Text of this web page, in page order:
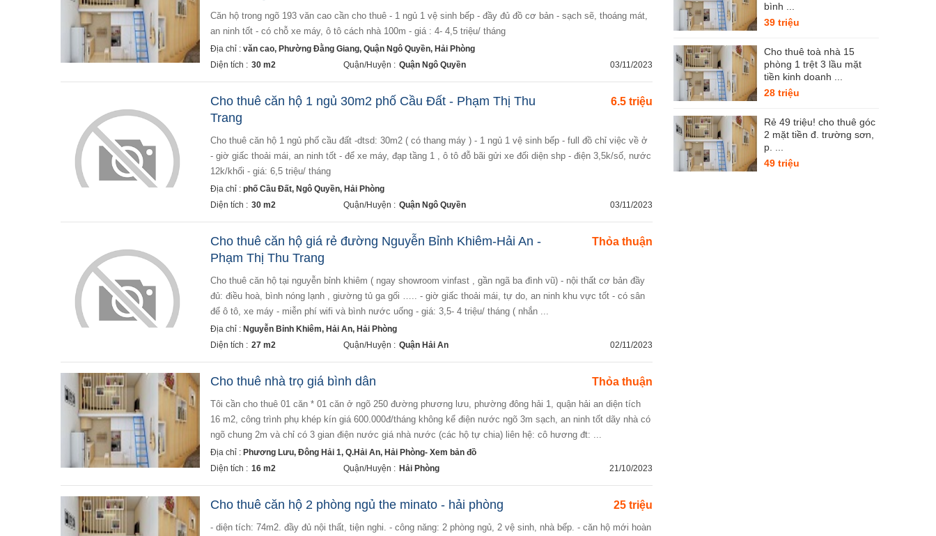
căn hộ trong ngõ 193 văn cao cần cho thuê - 1 ngủ 1 vệ sinh bếp - đầy đủ đồ cơ bản - sạch sẽ, thoáng mát,
an ninh tốt - có chỗ xe máy, ô tô cách nhà 100m - giá : 4- 4,5 triệu/ tháng
Địa chỉ : văn cao, Phường Đằng Giang, Quận Ngô Quyền, Hải Phòng
Diện tích : 30 m2 Quận/Huyện : Quận Ngô Quyền 03/11/2023
6.5 triệu
Cho thuê căn hộ 1 ngủ 30m2 phố Cầu Đất - Phạm Thị Thu
Trang
cho thuê căn hộ 1 ngủ phố cầu đất -dtsd: 30m2 ( có thang máy ) - 1 ngủ 1 vệ sinh bếp - full đồ chỉ việc về ở
- giờ giấc thoải mái, an ninh tốt - để xe máy, đạp tầng 1 , ô tô đỗ bãi gửi xe đối diện shp - điện 3,5k/số, nước
12k/khối - giá: 6,5 triệu/ tháng
Địa chỉ : phố Cầu Đất, Ngô Quyền, Hải Phòng
Diện tích : 30 m2 Quận/Huyện : Quận Ngô Quyền 03/11/2023
Thỏa thuận
Cho thuê căn hộ giá rẻ đường Nguyễn Bỉnh Khiêm-Hải An -
Phạm Thị Thu Trang
cho thuê căn hộ tại nguyễn bỉnh khiêm ( ngay showroom vinfast , gần ngã ba đình vũ) - nội thất cơ bản đầy
đủ: điều hoà, bình nóng lạnh , giường tủ ga gối ….. - giờ giấc thoải mái, tự do, an ninh khu vực tốt - có sân
để ô tô, xe máy - miễn phí wifi và bình nước uống - giá: 3,5- 4 triệu/ tháng ( nhắn ...
Địa chỉ : Nguyễn Bỉnh Khiêm, Hải An, Hải Phòng
Diện tích : 27 m2 Quận/Huyện : Quận Hải An 02/11/2023
Thỏa thuận
Cho thuê nhà trọ giá bình dân
tôi cần cho thuê 01 căn * 01 căn ở ngõ 250 đường phương lưu, phường đông hải 1, quận hải an diện tích
16 m2, công trình phụ khép kín giá 600.000đ/tháng không kể điện nước ngõ 3m sạch, an ninh tốt dãy nhà có
ngõ chung 2m và chỉ có 3 gian điện nước giá nhà nước (các hộ tự chia) liên hệ: cô hương đt: ...
Địa chỉ : Phương Lưu, Đông Hải 1, Q.Hải An, Hải Phòng- Xem bản đồ
Diện tích : 16 m2 Quận/Huyện : Hải Phòng 21/10/2023
25 triệu
Cho thuê căn hộ 2 phòng ngủ the minato - hải phòng
- diện tích: 74m2. đầy đủ nội thất, tiện nghi. - công năng: 2 phòng ngủ, 2 vệ sinh, nhà bếp. - căn hộ mới hoàn
bình ...
39 triệu
Cho thuê toà nhà 15
phòng 1 trệt 3 lầu mặt
tiền kinh doanh ...
28 triệu
Rẻ 49 triệu! cho thuê góc
2 mặt tiền đ. trường sơn,
p. ...
49 triệu